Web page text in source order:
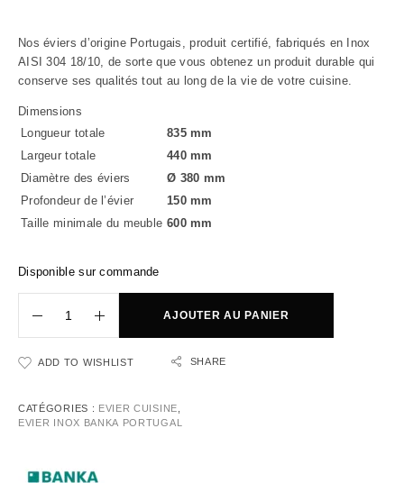
Nos éviers d’origine Portugais, produit certifié, fabriqués en Inox
AISI 304 18/10, de sorte que vous obtenez un produit durable qui
conserve ses qualités tout au long de la vie de votre cuisine.
Dimensions
Longueur totale
835 mm
Largeur totale
440 mm
Diamètre des éviers
Ø 380 mm
Profondeur de l’évier
150 mm
Taille minimale du meuble 600 mm
Disponible sur commande
AJOUTER AU PANIER
ADD TO WISHLIST SHARE
CATÉGORIES : EVIER CUISINE
EVIER INOX BANKA PORTUGAL